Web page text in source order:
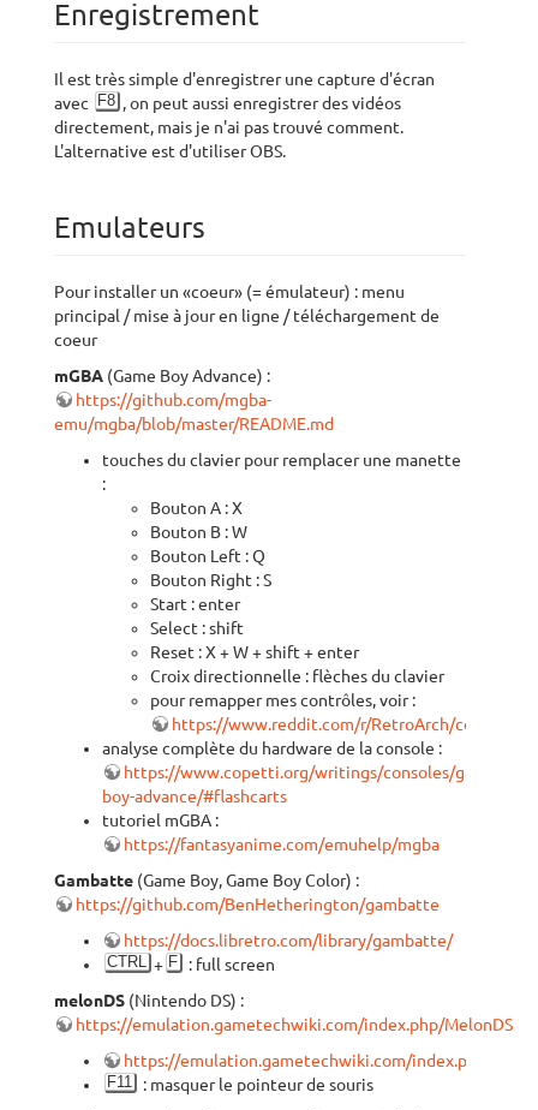
Enregistrement
Il est très simple d'enregistrer une capture d'écran
avec
F8 , on peut aussi enregistrer des vidéos
directement, mais je n'ai pas trouvé comment.
L'alternative est d'utiliser OBS.
Emulateurs
Pour installer un «coeur» (= émulateur) : menu
principal / mise à jour en ligne / téléchargement de
coeur
mGBA (Game Boy Advance) :
https://github.com/mgba-
emu/mgba/blob/master/README.md
touches du clavier pour remplacer une manette
:
Bouton A : X
Bouton B : W
Bouton Left : Q
Bouton Right : S
Start : enter
Select : shift
Reset : X + W + shift + enter
Croix directionnelle : flèches du clavier
pour remapper mes contrôles, voir :
https://www.reddit.com/r/RetroArch/
analyse complète du hardware de la console :
https://www.copetti.org/writings/consoles/game-
boy-advance/#flashcarts
tutoriel mGBA :
https://fantasyanime.com/emuhelp/mgba
Gambatte (Game Boy, Game Boy Color) :
https://github.com/BenHetherington/gambatte
https://docs.libretro.com/library/gambatte/
CTRL + F
: full screen
melonDS (Nintendo DS) :
https://emulation.gametechwiki.com/index.php/MelonDS
https://emulation.gametechwiki.com/index.php/
F11
: masquer le pointeur de souris